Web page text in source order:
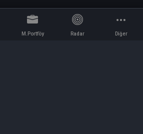
M.Portföy Radar Diğer